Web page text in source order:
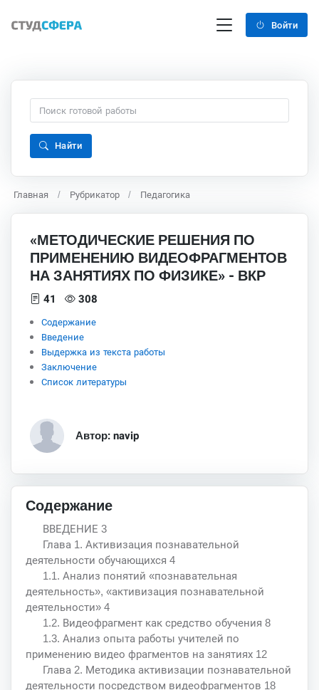
Войти
Найти
Главная Рубрикатор Педагогика
«МЕТОДИЧЕСКИЕ РЕШЕНИЯ ПО
ПРИМЕНЕНИЮ ВИДЕОФРАГМЕНТОВ
НА ЗАНЯТИЯХ ПО ФИЗИКЕ» - ВКР
41 308
Содержание
Введение
Выдержка из текста работы
Заключение
Список литературы
Автор: navip
Содержание
ВВЕДЕНИЕ 3
Глава 1. Активизация познавательной
деятельности обучающихся 4
1.1. Анализ понятий «познавательная
деятельность», «активизация познавательной
деятельности» 4
1.2. Видеофрагмент как средство обучения 8
1.3. Анализ опыта работы учителей по
применению видео фрагментов на занятиях 12
Глава 2. Методика активизации познавательной
деятельности посредством видеофрагментов 18